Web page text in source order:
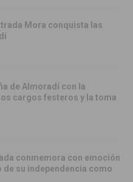
Mora conquista las
de Almoradí con la
cargos festeros y la toma
conmemora con emoción
de su independencia como